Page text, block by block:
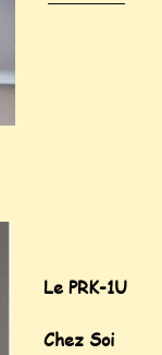
Le PRK-1U
Chez Soi